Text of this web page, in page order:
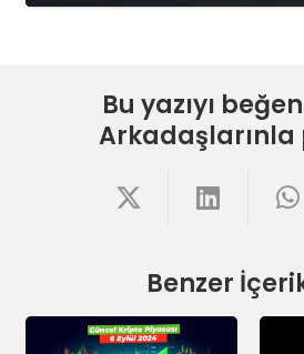
Bu yazıyı
Arkadaşlarınla
Benzer